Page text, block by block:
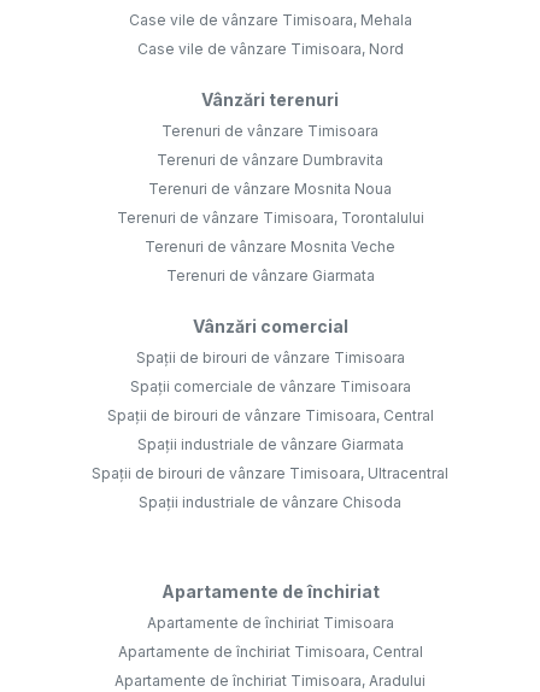
Case vile de vânzare Timisoara, Mehala
Case vile de vânzare Timisoara, Nord
Vânzări terenuri
Terenuri de vânzare Timisoara
Terenuri de vânzare Dumbravita
Terenuri de vânzare Mosnita Noua
Terenuri de vânzare Timisoara, Torontalului
Terenuri de vânzare Mosnita Veche
Terenuri de vânzare Giarmata
Vânzări comercial
Spații de birouri de vânzare Timisoara
Spații comerciale de vânzare Timisoara
Spații de birouri de vânzare Timisoara, Central
Spații industriale de vânzare Giarmata
Spații de birouri de vânzare Timisoara, Ultracentral
Spații industriale de vânzare Chisoda
Apartamente de închiriat
Apartamente de închiriat Timisoara
Apartamente de închiriat Timisoara, Central
Apartamente de închiriat Timisoara, Aradului